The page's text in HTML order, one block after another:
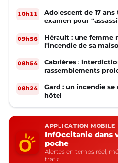
10h11
Adolescent de 17
examen pour
09h56
Hérault : une femme
l'incendie de sa
08h54
Cabrières :
rassemblements
mineurs non
08h24
Gard : un incendie se
hôtel
APPLICATION MOBILE
InfOccitanie dans
poche
Alertes en temps réel,
trafic